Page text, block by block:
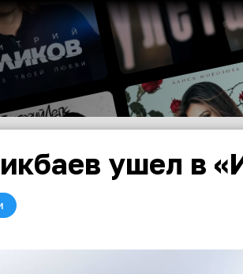
ушел в